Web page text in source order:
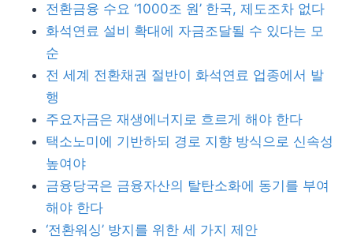
전환금융 수요 ‘1000조 원’ 한국, 제도조차 없다
화석연료 설비 확대에 자금조달될 수 있다는 모
순
전 세계 전환채권 절반이 화석연료 업종에서 발
행
주요자금은 재생에너지로 흐르게 해야 한다
택소노미에 기반하되 경로 지향 방식으로 신속성
높여야
금융당국은 금융자산의 탈탄소화에 동기를 부여
해야 한다
‘전환워싱’ 방지를 위한 세 가지 제안